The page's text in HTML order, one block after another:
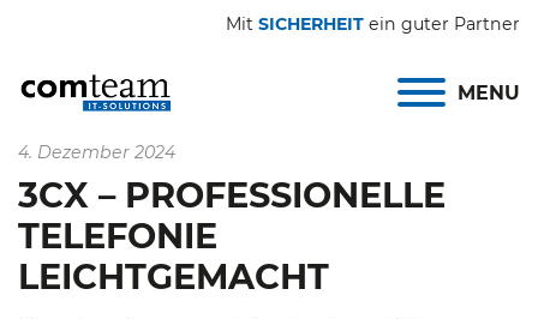
Mit SICHERHEIT ein guter Partner
MENU
4. Dezember 2024
3CX – PROFESSIONELLE
TELEFONIE
LEICHTGEMACHT